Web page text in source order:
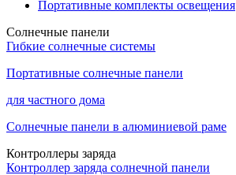
Портативные комплекты освещения
Солнечные панели
Гибкие солнечные системы
Портативные солнечные панели
для частного дома
Солнечные панели в алюминиевой раме
Контроллеры заряда
Контроллер заряда солнечной панели